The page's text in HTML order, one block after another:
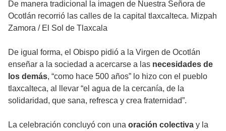
De manera tradicional la imagen de Nuestra Señora de
Ocotlán recorrió las calles de la capital tlaxcalteca. Mizpah
Zamora / El Sol de Tlaxcala
De igual forma, el Obispo pidió a la Virgen de Ocotlán
enseñar a la sociedad a acercarse a las necesidades de
los demás, “como hace 500 años” lo hizo con el pueblo
tlaxcalteca, al llevar “el agua de la cercanía, de la
solidaridad, que sana, refresca y crea fraternidad”.
La celebración concluyó con una oración colectiva y la